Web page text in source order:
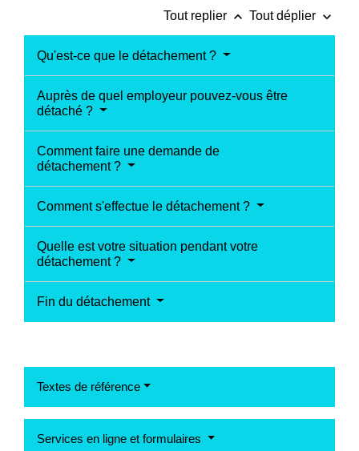
Tout replier keyboard_arrow_up Tout déplier keyboard_arrow_down
Qu'est-ce que le détachement ?
Auprès de quel employeur pouvez-vous être
détaché ?
Comment faire une demande de
détachement ?
Comment s'effectue le détachement ?
Quelle est votre situation pendant votre
détachement ?
Fin du détachement
Textes de référence
Services en ligne et formulaires